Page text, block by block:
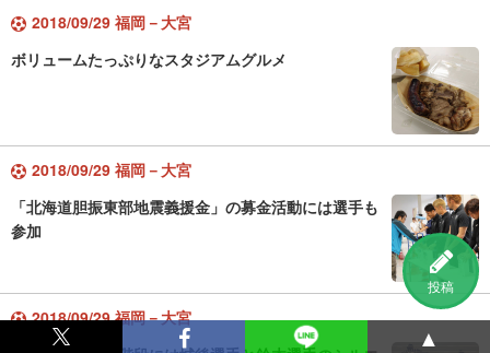
投稿
2018/09/29 福岡－大宮
ボリュームたっぷりなスタジアムグルメ
2018/09/29 福岡－大宮
「北海道胆振東部地震義援金」の募金活動には選手も
参加
2018/09/29 福岡－大宮
▲